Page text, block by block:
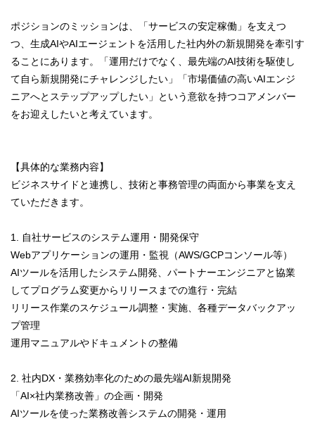
ポジションのミッションは、「サービスの安定稼働」を支えつ
つ、生成AIやAIエージェントを活用した社内外の新規開発を牽引す
ることにあります。「運用だけでなく、最先端のAI技術を駆使し
て自ら新規開発にチャレンジしたい」「市場価値の高いAIエンジ
ニアへとステップアップしたい」という意欲を持つコアメンバー
をお迎えしたいと考えています。
【具体的な業務内容】
ビジネスサイドと連携し、技術と事務管理の両面から事業を支え
ていただきます。
1. 自社サービスのシステム運用・開発保守
Webアプリケーションの運用・監視（AWS/GCPコンソール等）
AIツールを活用したシステム開発、パートナーエンジニアと協業
してプログラム変更からリリースまでの進行・完結
リリース作業のスケジュール調整・実施、各種データバックアッ
プ管理
運用マニュアルやドキュメントの整備
2. 社内DX・業務効率化のための最先端AI新規開発
「AI×社内業務改善」の企画・開発
AIツールを使った業務改善システムの開発・運用